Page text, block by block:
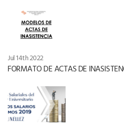
Jul 14th 2022
FORMATO DE ACTAS DE